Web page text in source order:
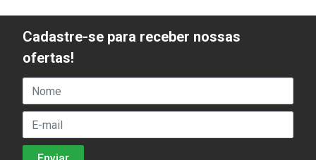
Cadastre-se para receber nossas
ofertas!